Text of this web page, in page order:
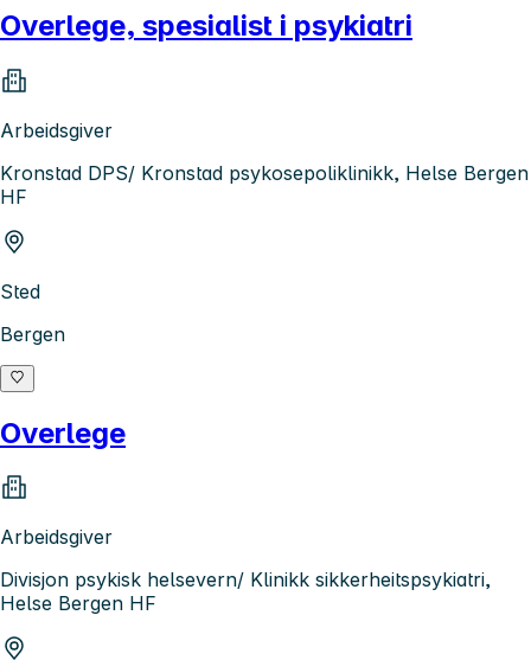
Overlege, spesialist i psykiatri
Arbeidsgiver
Kronstad DPS/ Kronstad psykosepoliklinikk, Helse Bergen
HF
Sted
Bergen
Overlege
Arbeidsgiver
Divisjon psykisk helsevern/ Klinikk sikkerheitspsykiatri,
Helse Bergen HF